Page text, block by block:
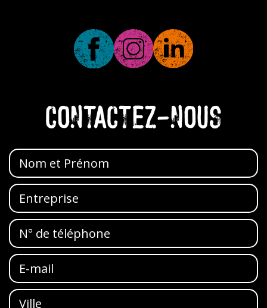
CONTACTEZ-NOUS